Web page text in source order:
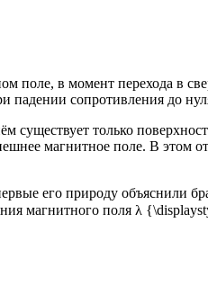
в момент перехода в
сопротивления до
существует только
магнитное поле. В этом
его природу объяснили
магнитного поля λ